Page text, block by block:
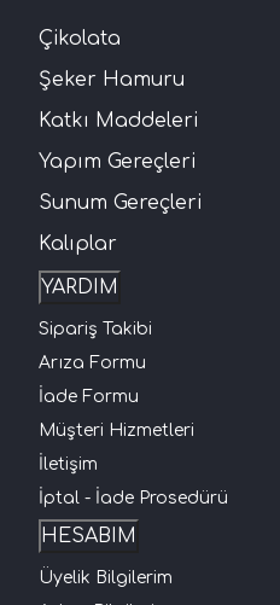
Çikolata
Şeker Hamuru
Katkı Maddeleri
Yapım Gereçleri
Sunum Gereçleri
Kalıplar
YARDIM
Sipariş Takibi
Arıza Formu
İade Formu
Müşteri Hizmetleri
İletişim
İptal - İade Prosedürü
HESABIM
Üyelik Bilgilerim